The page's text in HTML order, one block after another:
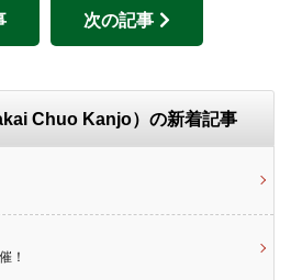
次の記事
Chuo Kanjo）の新着記事
！